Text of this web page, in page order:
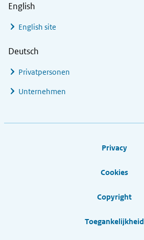
English
English site
Deutsch
Privatpersonen
Unternehmen
Privacy
Cookies
Copyright
Toegankelijkheid